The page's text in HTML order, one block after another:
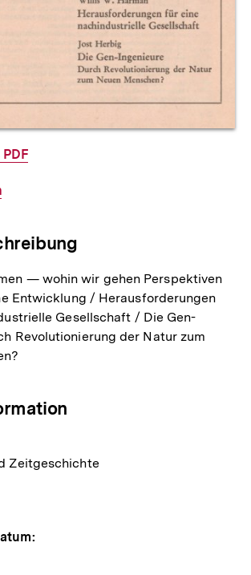
— wohin wir gehen Perspektiven
Entwicklung / Herausforderungen
Gesellschaft / Die Gen-
Revolutionierung der Natur zum
Zeitgeschichte